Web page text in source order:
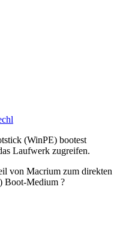
(WinPE) bootest
Laufwerk zugreifen.
von Macrium zum direkten
Boot-Medium ?